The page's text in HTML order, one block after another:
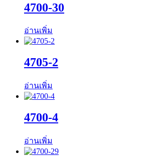
4700-30
อ่านเพิ่ม
4705-2
อ่านเพิ่ม
4700-4
อ่านเพิ่ม